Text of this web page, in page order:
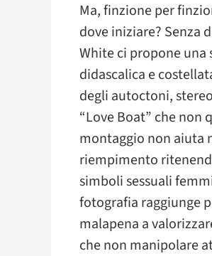
Ma, finzione per
dove iniziare? Senza
White ci propone una
didascalica e
degli autoctoni,
“Love Boat” che
montaggio non aiuta
riempimento
simboli sessuali
fotografia raggiunge
malapena a
che non manipolare